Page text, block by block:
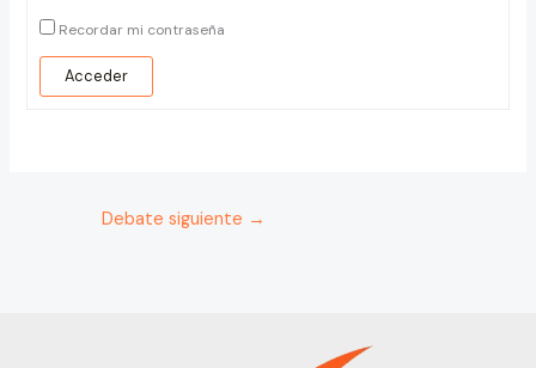
Recordar mi contraseña
Acceder
Debate siguiente →